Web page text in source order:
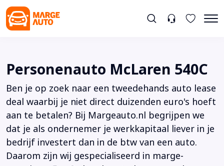
Personenauto McLaren 540C
Ben je op zoek naar een tweedehands auto lease
deal waarbij je niet direct duizenden euro's hoeft
aan te betalen? Bij Margeauto.nl begrijpen we
dat je als ondernemer je werkkapitaal liever in je
bedrijf investert dan in de btw van een auto.
Daarom zijn wij gespecialiseerd in marge-